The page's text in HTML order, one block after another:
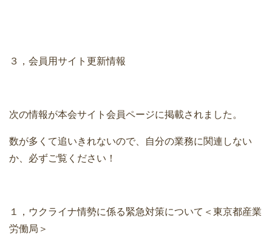
３，会員用サイト更新情報
次の情報が本会サイト会員ページに掲載されました。
数が多くて追いきれないので、自分の業務に関連しない
か、必ずご覧ください！
１，ウクライナ情勢に係る緊急対策について＜東京都産業
労働局＞